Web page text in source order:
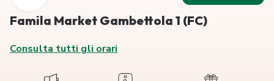
Famila Market Gambettola 1 (FC)
Consulta tutti gli orari